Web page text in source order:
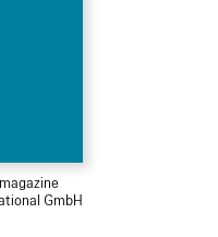
GmbH